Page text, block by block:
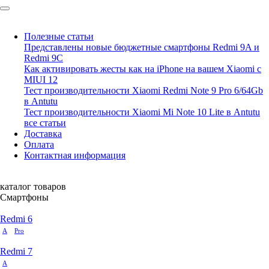
Полезные статьи
Представлены новые бюджетные смартфоны Redmi 9A и
Redmi 9C
Как активировать жесты как на iPhone на вашем Xiaomi с
MIUI 12
Тест производительности Xiaomi Redmi Note 9 Pro 6/64Gb
в Antutu
Тест производительности Xiaomi Mi Note 10 Lite в Antutu
все статьи
Доставка
Оплата
Контактная информация
каталог товаров
Смартфоны
Redmi 6
A Pro
Redmi 7
A
Блог
Новости
Новый и эффектный Redmi
K20 Pro Marvel Hero Limited
В последние месяцы мы видели, как Xiaomi сотрудничает с
специальные версии своих смартфонов.
стратегия, которая во многих случаях становится настоящей